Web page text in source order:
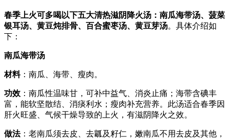
春季上火可多喝以下五大清热滋阴降火汤：南瓜海带汤、菠菜
银耳汤、黄豆炖排骨、百合蜜枣汤、黄豆芽汤。具体介绍如
下：
南瓜海带汤
材料：南瓜、海带、瘦肉。
功效 ：南瓜性温味甘，可补中益气、消炎止痛；海带含碘丰
富，能软坚散结、消痰利水；瘦肉补充营养。此汤适合春季因
肝火旺盛、气候干燥导致的上火，有滋阴降火之效。
做法：老南瓜须去皮、去瓤及籽仁，嫩南瓜不用去皮及其他，